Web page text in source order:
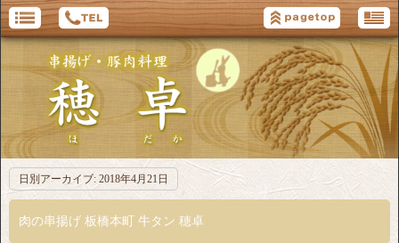
日別アーカイブ: 2018年4月21日
肉の串揚げ 板橋本町 牛タン 穂卓